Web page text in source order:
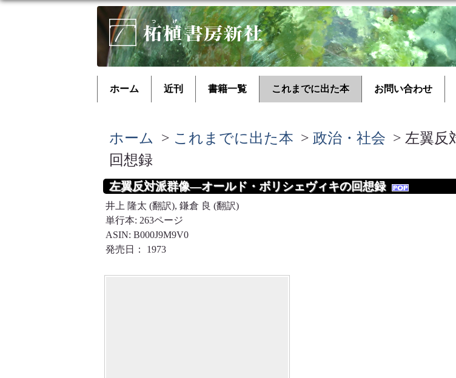
ホーム 近刊 書籍一覧 これまでに出た本 お問い合わせ
ホーム > これまでに出た本 > 政治・社会 > 左翼反
回想録
左翼反対派群像―オールド・ボリシェヴィキの回想録
井上 隆太 (翻訳), 鎌倉 良 (翻訳)
単行本: 263ページ
ASIN: B000J9M9V0
発売日： 1973